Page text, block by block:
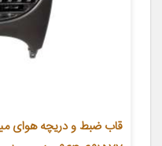
قاب ضبط و دریچه هوای